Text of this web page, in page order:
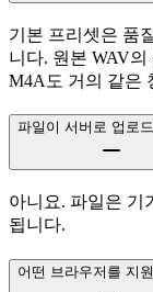
기본 프리셋은 품
니다. 원본 WAV
M4A도 거의 같은
파일이 서버로 업로
아니요. 파일은 기
됩니다.
어떤 브라우저를 지